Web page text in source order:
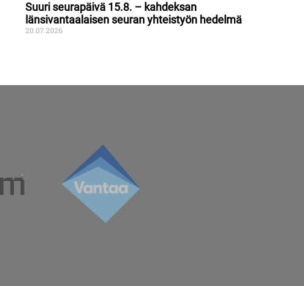
Suuri seurapäivä 15.8. – kahdeksan
länsivantaalaisen seuran yhteistyön hedelmä
20.07.2026